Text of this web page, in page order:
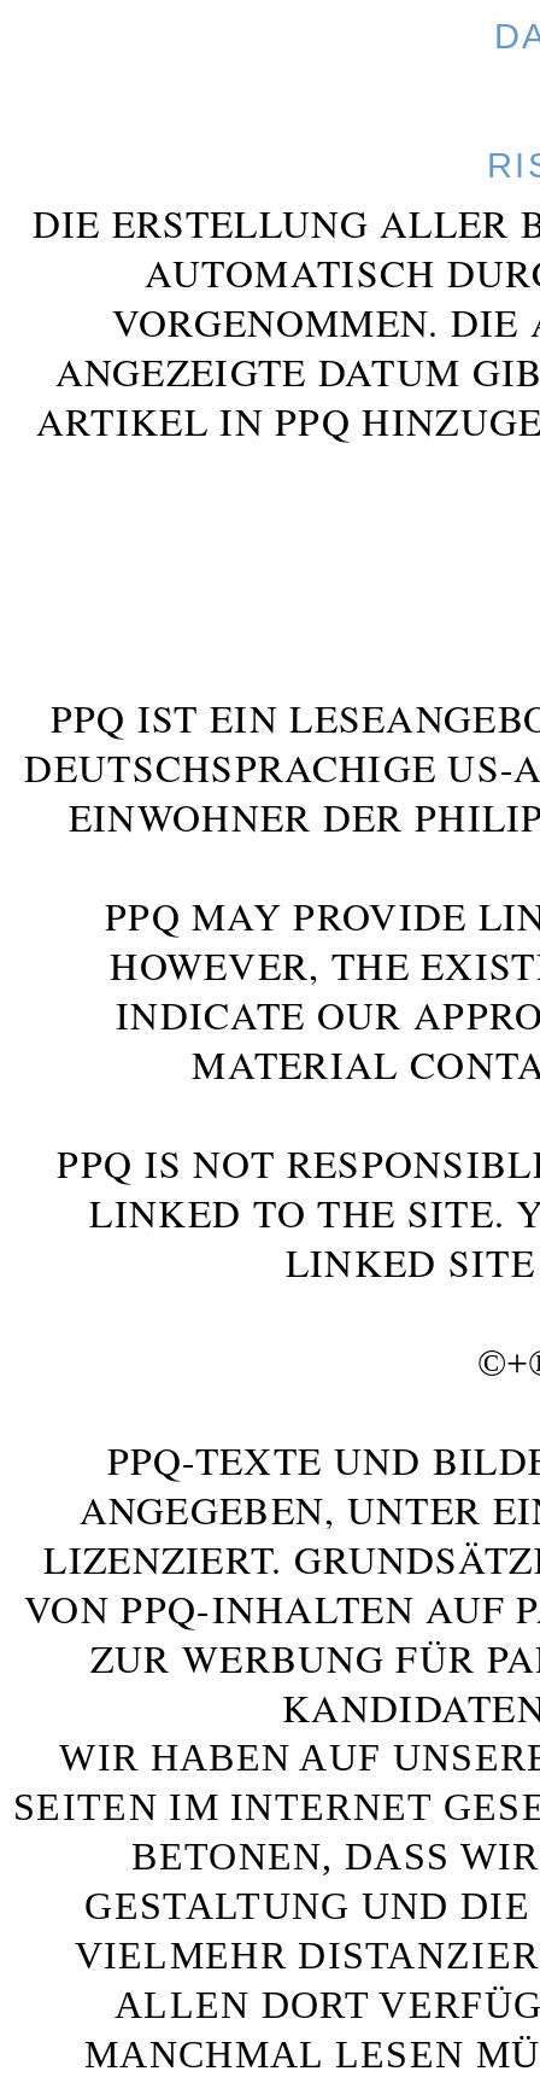
DIE ERSTELLUNG ALLER
AUTOMATISCH
VORGENOMMEN. DIE
ANGEZEIGTE DATUM
ARTIKEL IN PPQ
PPQ IST EIN
DEUTSCHSPRACHIGE US-
INWOHNER DER
PPQ MAY PROVIDE
HOWEVER, THE
INDICATE OUR
MATERIAL
PPQ IS NOT
LINKED TO THE SITE.
LINKED
©+
PPQ-TEXTE UND
ANGEGEBEN, UNTER
LIZENZIERT.
VON PPQ-INHALTEN AUF
ZUR WERBUNG FÜR
WIR HABEN AUF
SEITEN IM INTERNET
BETONEN, DASS
GESTALTUNG UND
VIELMEHR
ALLEN DORT
MANCHMAL LESEN